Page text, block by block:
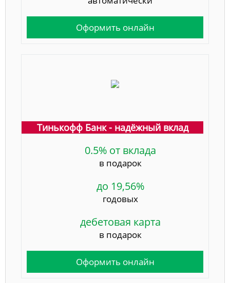
Оформить онлайн
Тинькофф Банк - надёжный вклад
0.5% от вклада
в подарок
до 19,56%
годовых
дебетовая карта
в подарок
Оформить онлайн